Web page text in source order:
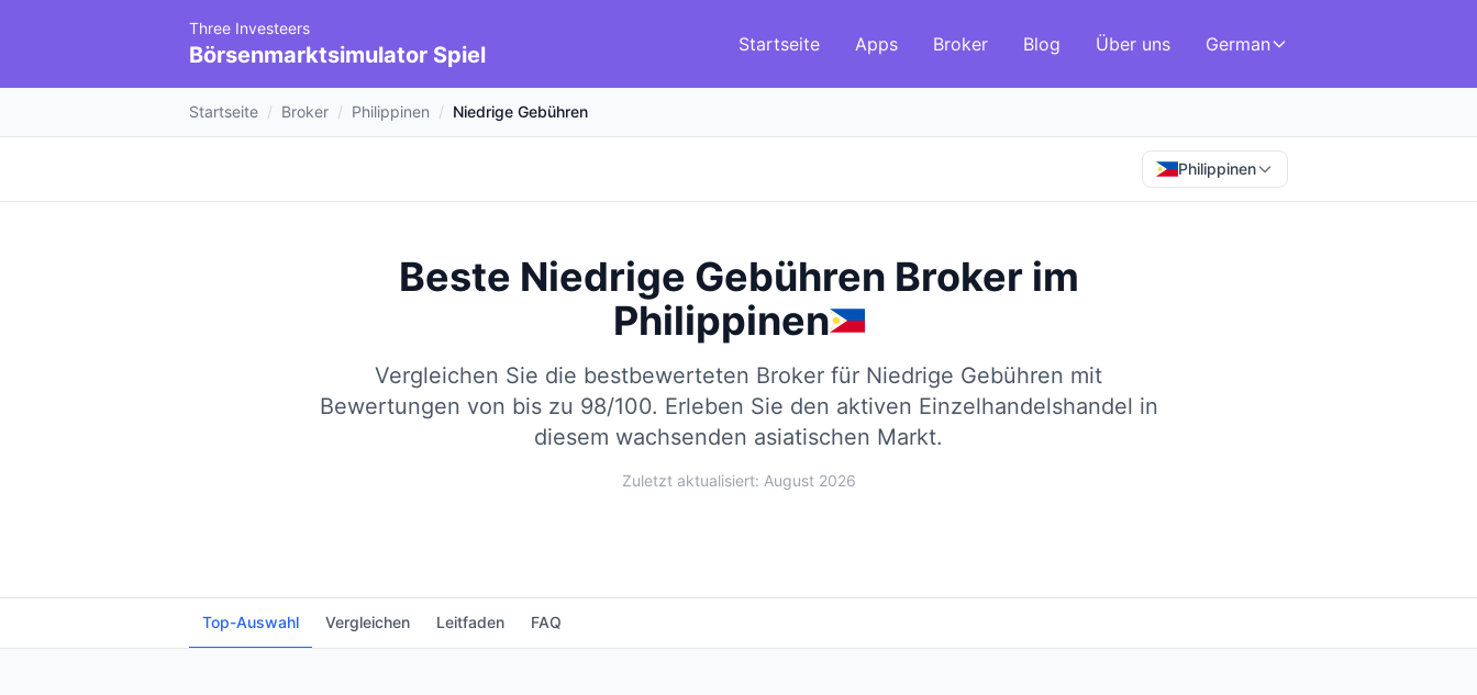
Three Investeers
Börsenmarktsimulator Spiel Startseite Apps Broker Blog Über uns German
Startseite / Broker / Philippinen / Niedrige Gebühren
Philippinen
Beste Niedrige Gebühren Broker im
Philippinen
Vergleichen Sie die bestbewerteten Broker für Niedrige Gebühren mit
Bewertungen von bis zu 98/100. Erleben Sie den aktiven Einzelhandelshandel in
diesem wachsenden asiatischen Markt.
Zuletzt aktualisiert: August 2026
Top-Auswahl Vergleichen Leitfaden FAQ